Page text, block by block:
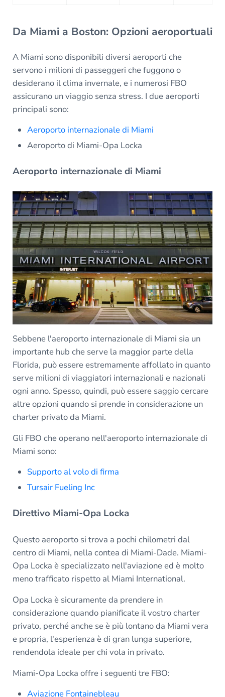
Da Miami a Boston: Opzioni aeroportuali
A Miami sono disponibili diversi aeroporti che
servono i milioni di passeggeri che fuggono o
desiderano il clima invernale, e i numerosi FBO
assicurano un viaggio senza stress. I due aeroporti
principali sono:
Aeroporto internazionale di Miami
Aeroporto di Miami-Opa Locka
Aeroporto internazionale di Miami
Sebbene l'aeroporto internazionale di Miami sia un
importante hub che serve la maggior parte della
Florida, può essere estremamente affollato in quanto
serve milioni di viaggiatori internazionali e nazionali
ogni anno. Spesso, quindi, può essere saggio cercare
altre opzioni quando si prende in considerazione un
charter privato da Miami.
Gli FBO che operano nell'aeroporto internazionale di
Miami sono:
Supporto al volo di firma
Tursair Fueling Inc
Direttivo Miami-Opa Locka
Questo aeroporto si trova a pochi chilometri dal
centro di Miami, nella contea di Miami-Dade. Miami-
Opa Locka è specializzato nell'aviazione ed è molto
meno trafficato rispetto al Miami International.
Opa Locka è sicuramente da prendere in
considerazione quando pianificate il vostro charter
privato, perché anche se è più lontano da Miami vera
e propria, l'esperienza è di gran lunga superiore,
rendendola ideale per chi vola in privato.
Miami-Opa Locka offre i seguenti tre FBO:
Aviazione Fontainebleau